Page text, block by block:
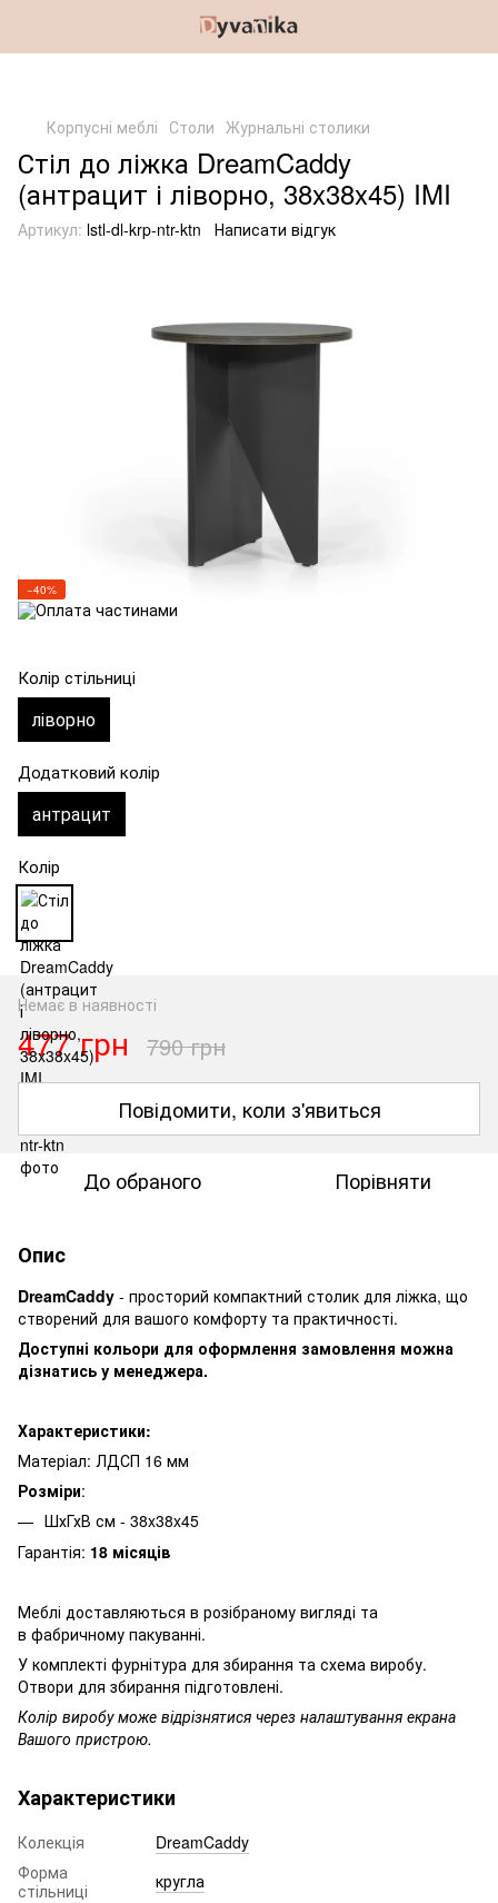
Корпусні меблі Столи Журнальні столики
Стіл до ліжка DreamCaddy
(антрацит і ліворно, 38x38x45) IMI
Артикул: lstl-dl-krp-ntr-ktn Написати відгук
−40%
Колір стільниці
ліворно
Додатковий колір
антрацит
Колір
Немає в наявності
477 грн 790 грн
Повідомити, коли з'явиться
До обраного Порівняти
Опис
DreamCaddy - просторий компактний столик для ліжка, що
створений для вашого комфорту та практичності.
Доступні кольори для оформлення замовлення можна
дізнатись у менеджера.
Характеристики:
Матеріал: ЛДСП 16 мм
Розміри:
ШхГхВ см - 38x38x45
Гарантія: 18 місяців
Меблі доставляються в розібраному вигляді та
в фабричному пакуванні.
У комплекті фурнітура для збирання та схема виробу.
Отвори для збирання підготовлені.
Колір виробу може відрізнятися через налаштування екрана
Вашого пристрою.
Характеристики
Колекція
DreamCaddy
Форма
стільниці
кругла